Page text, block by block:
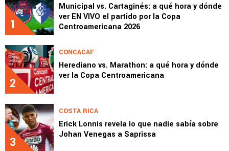
1
Municipal vs. Cartaginés: a qué hora y dónde
ver EN VIVO el partido por la Copa
Centroamericana 2026
2
CONCACAF
Herediano vs. Marathon: a qué hora y dónde
ver la Copa Centroamericana
3
COSTA RICA
Erick Lonnis revela lo que nadie sabía sobre
Johan Venegas a Saprissa